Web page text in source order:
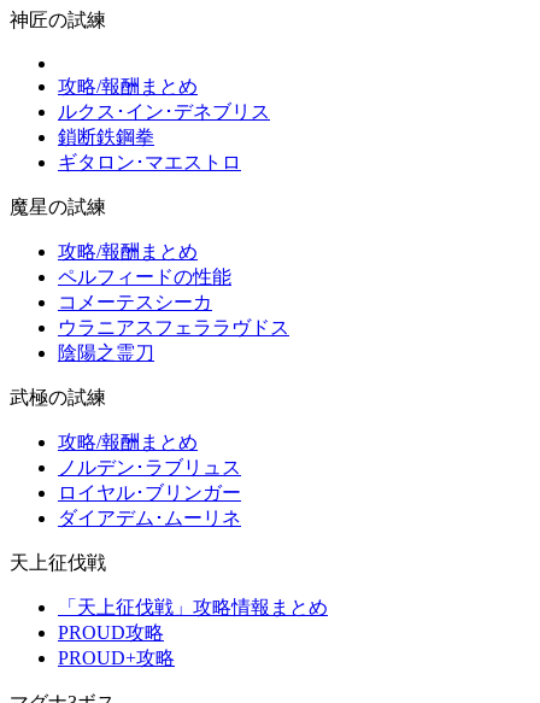
神匠の試練
攻略/報酬まとめ
ルクス･イン･デネブリス
鎖断鉄鋼拳
ギタロン･マエストロ
魔星の試練
攻略/報酬まとめ
ペルフィードの性能
コメーテスシーカ
ウラニアスフェララヴドス
陰陽之霊刀
武極の試練
攻略/報酬まとめ
ノルデン･ラブリュス
ロイヤル･ブリンガー
ダイアデム･ムーリネ
天上征伐戦
「天上征伐戦」攻略情報まとめ
PROUD攻略
PROUD+攻略